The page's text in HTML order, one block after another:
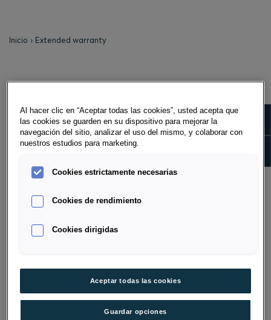
Inicio Extended warranty
EXTENDED WARRANTY
With the warranty extension, you extend the
warranty services for your vehicle beyond the
manufacturer's warranty. Optionally for specific
warranty.
Al hacer clic en “Aceptar todas las cookies”, usted acepta que
las cookies se guarden en su dispositivo para mejorar la
navegación del sitio, analizar el uso del mismo, y colaborar con
nuestros estudios para marketing.
Cookies estrictamente necesarias
Cookies de rendimiento
Cookies dirigidas
Aceptar todas las cookies
Guardar opciones